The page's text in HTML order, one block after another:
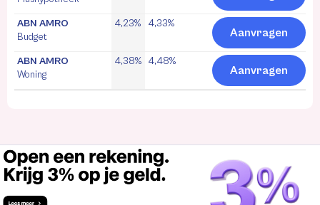
ABN AMRO
Budget
4,23% 4,33%
Aanvragen
ABN AMRO
Woning
4,38% 4,48%
Aanvragen